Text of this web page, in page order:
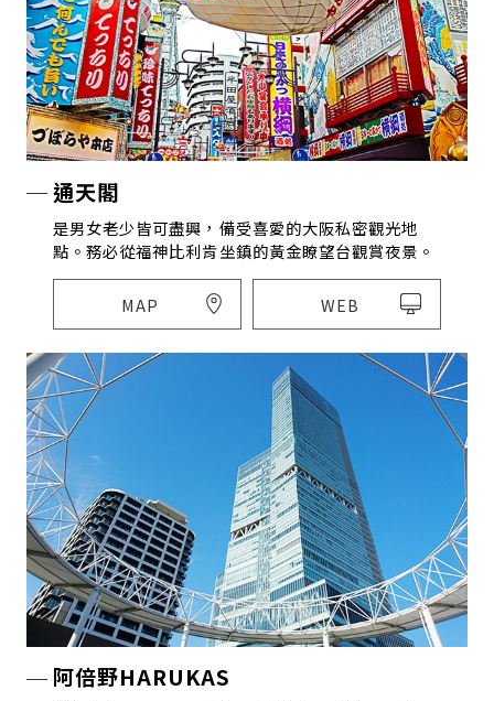
通天閣
是男女老少皆可盡興，備受喜愛的大阪私密觀光地
點。務必從福神比利肯坐鎮的黃金瞭望台觀賞夜景。
MAP WEB
阿倍野HARUKAS